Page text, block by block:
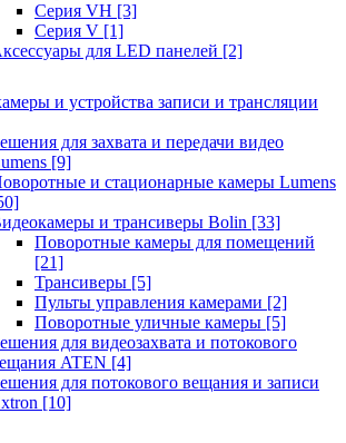
Серия VH [3]
Серия V [1]
для LED панелей [2]
и устройства записи и трансляции
для захвата и передачи видео
[9]
и стационарные камеры Lumens
и трансиверы Bolin [33]
Поворотные камеры для помещений
[21]
Трансиверы [5]
Пульты управления камерами [2]
Поворотные уличные камеры [5]
для видеозахвата и потокового
ATEN [4]
для потокового вещания и записи
[10]